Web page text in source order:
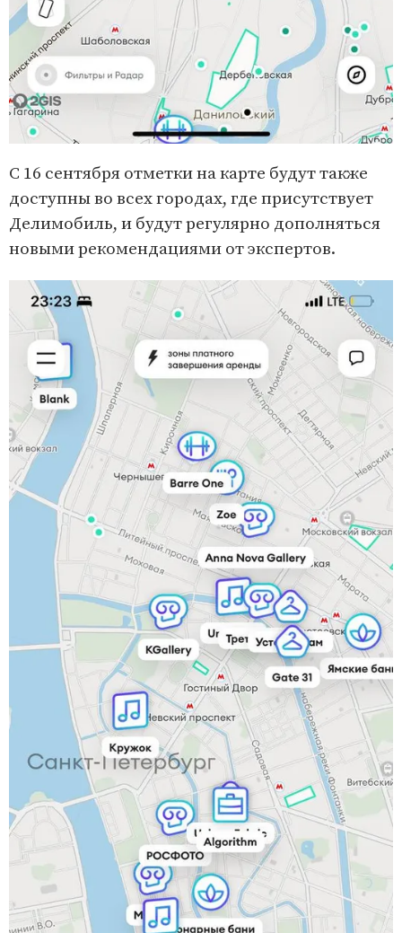
C 16 сентября ​​отметки на карте будут также
доступны во всех городах, где присутствует
Делимобиль, и будут регулярно дополняться
новыми рекомендациями от экспертов.